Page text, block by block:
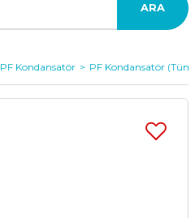
ARA
PF Kondansatör PF Kondansatör